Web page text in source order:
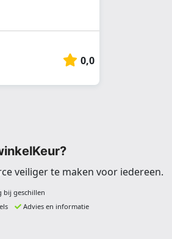
0,0
veiliger te maken voor iedereen.
bij geschillen
Advies en informatie